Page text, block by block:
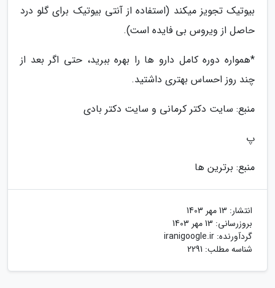
بیوتیک تجویز میکند (استفاده از آنتی بیوتیک برای گلو درد
حاصل از ویروس بی فایده است).
*همواره دوره کامل دارو ها را بهره ببرید، حتی اگر بعد از
چند روز احساس بهتری داشتید.
منبع: سایت دکتر کرمانی و سایت دکتر بادی
پ
منبع: برترین ها
انتشار: 13 مهر 1403
بروزرسانی: 13 مهر 1403
گردآورنده: iranigoogle.ir
شناسه مطلب: 2291